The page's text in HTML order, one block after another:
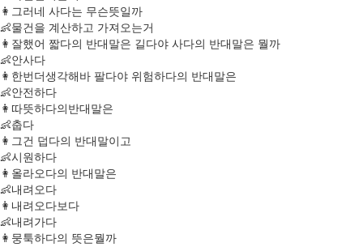
👩그러네 사다는 무슨뜻일까
👶물건을 계산하고 가져오는거
👩잘했어 짧다의 반대말은 길다야 사다의 반대말은 뭘까
👶안사다
👩한번더생각해바 팔다야 위험하다의 반대말은
👶안전하다
👩따뜻하다의반대말은
👶춥다
👩그건 덥다의 반대말이고
👶시원하다
👩올라오다의 반대말은
👶내려오다
👩내려오다보다
👶내려가다
👩뭉툭하다의 뜻은뭘까